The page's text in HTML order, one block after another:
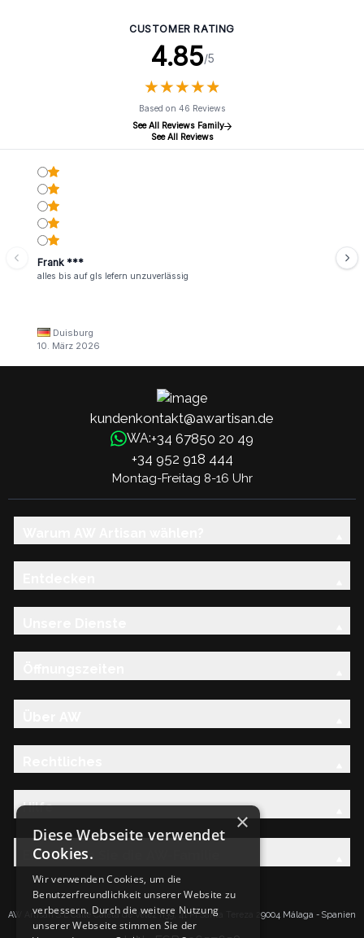
CUSTOMER RATING
4.85/5
★★★★★
★★★★★
Based on 46 Reviews
See All Reviews Family
See All Reviews
Frank ***
alles bis auf gls lefern unzuverlässig
Duisburg
10. März 2026
kundenkontakt@awartisan.de
WA:+34 67850 20 49
+34 952 918 444
Montag-Freitag 8-16 Uhr
Hilfe
Entdecken Sie die AW-Familie
AW Artisan S.L.Calle Caleta de Velez n39, 41 PI Santa Tereza 29004 Málaga - Spanien
×
Diese Webseite verwendet
Cookies.
Wir verwenden Cookies, um die
Benutzerfreundlichkeit unserer Website zu
verbessern. Durch die weitere Nutzung
unserer Webseite stimmen Sie der